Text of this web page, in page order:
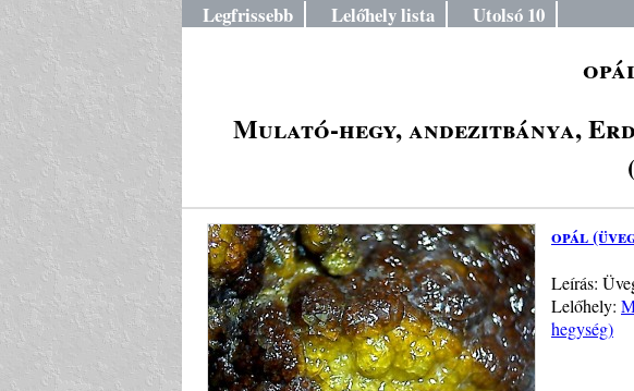
Legfrissebb
Lelőhely lista Utolsó 10
Mulató-hegy, andezitbánya,
opál
Leírás:
Lelőhely:
hegység)